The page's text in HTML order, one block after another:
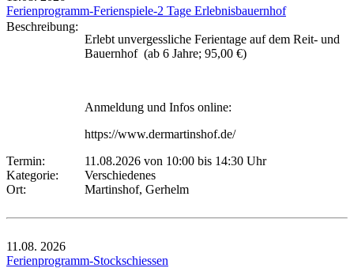
Ferienprogramm-Ferienspiele-2 Tage Erlebnisbauernhof
Beschreibung:
Erlebt unvergessliche Ferientage auf dem Reit- und
Bauernhof (ab 6 Jahre; 95,00 €)
Anmeldung und Infos online:
https://www.dermartinshof.de/
Termin:
11.08.2026 von 10:00 bis 14:30 Uhr
Kategorie:
Verschiedenes
Ort:
Martinshof, Gerhelm
11.08. 2026
Ferienprogramm-Stockschiessen